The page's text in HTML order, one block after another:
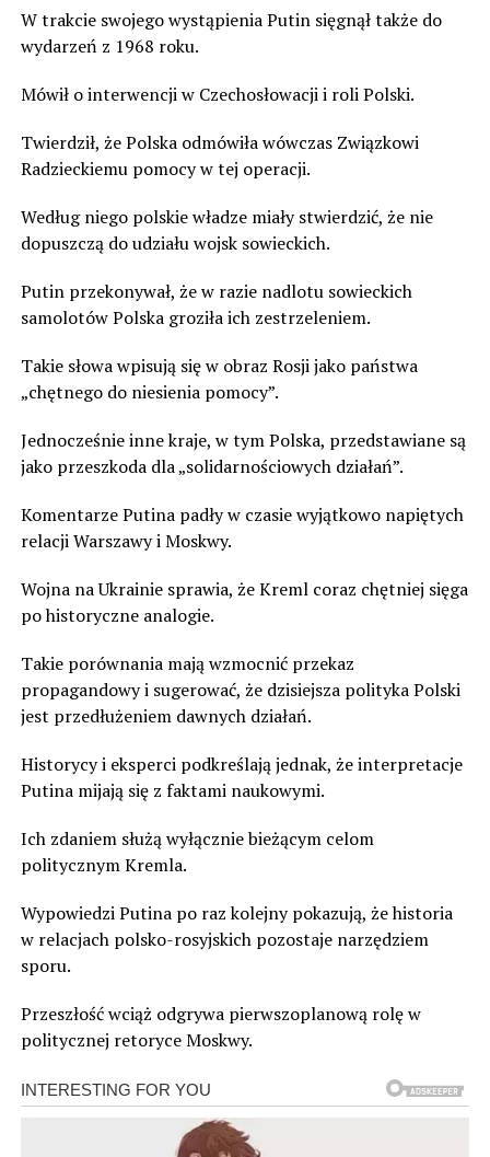
W trakcie swojego wystąpienia Putin sięgnął także do
wydarzeń z 1968 roku.
Mówił o interwencji w Czechosłowacji i roli Polski.
Twierdził, że Polska odmówiła wówczas Związkowi
Radzieckiemu pomocy w tej operacji.
Według niego polskie władze miały stwierdzić, że nie
dopuszczą do udziału wojsk sowieckich.
Putin przekonywał, że w razie nadlotu sowieckich
samolotów Polska groziła ich zestrzeleniem.
Takie słowa wpisują się w obraz Rosji jako państwa
„chętnego do niesienia pomocy”.
Jednocześnie inne kraje, w tym Polska, przedstawiane są
jako przeszkoda dla „solidarnościowych działań”.
Komentarze Putina padły w czasie wyjątkowo napiętych
relacji Warszawy i Moskwy.
Wojna na Ukrainie sprawia, że Kreml coraz chętniej sięga
po historyczne analogie.
Takie porównania mają wzmocnić przekaz
propagandowy i sugerować, że dzisiejsza polityka Polski
jest przedłużeniem dawnych działań.
Historycy i eksperci podkreślają jednak, że interpretacje
Putina mijają się z faktami naukowymi.
Ich zdaniem służą wyłącznie bieżącym celom
politycznym Kremla.
Wypowiedzi Putina po raz kolejny pokazują, że historia
w relacjach polsko-rosyjskich pozostaje narzędziem
sporu.
Przeszłość wciąż odgrywa pierwszoplanową rolę w
politycznej retoryce Moskwy.